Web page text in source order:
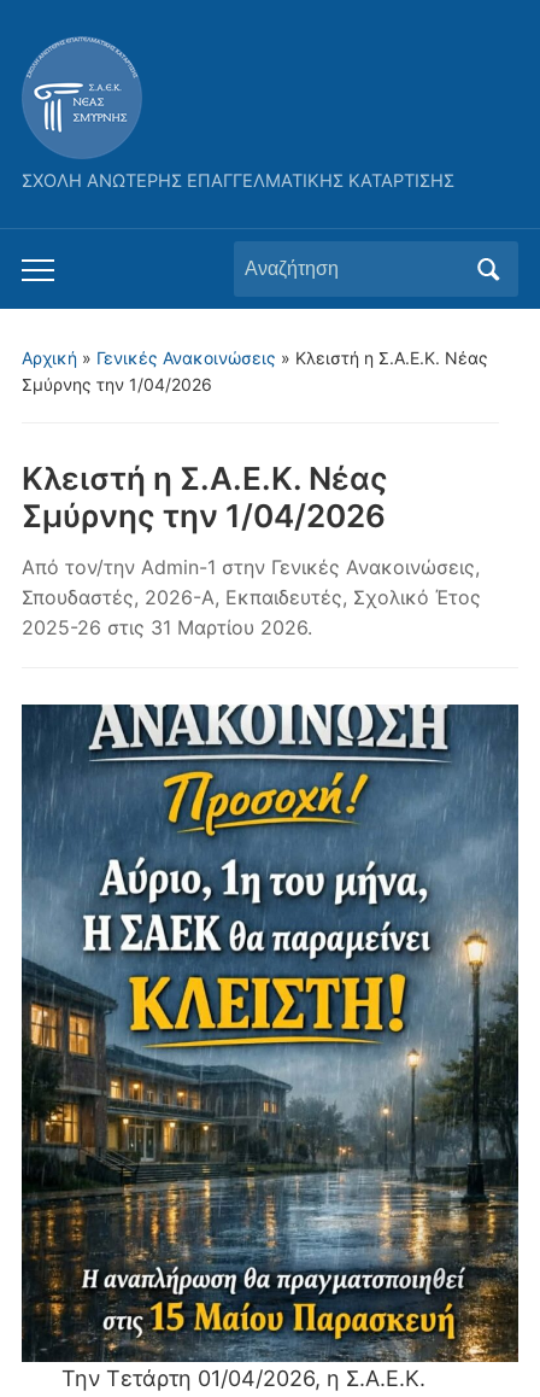
ΣΧΟΛΗ ΑΝΩΤΕΡΗΣ ΕΠΑΓΓΕΛΜΑΤΙΚΗΣ ΚΑΤΑΡΤΙΣΗΣ
Εναλλαγή
του
για
Αναζήτηση
για:
Αρχική» Γενικές Ανακοινώσεις » Κλειστή η Σ.Α.Ε.Κ. Νέας
Σμύρνης την 1/04/2026
Κλειστή η Σ.Α.Ε.Κ. Νέας
Σμύρνης την 1/04/2026
Από τον/την Admin-1 στην Γενικές Ανακοινώσεις,
Σπουδαστές, 2026-A, Εκπαιδευτές, Σχολικό Έτος
2025-26 στις 31 Μαρτίου 2026.
Την Τετάρτη 01/04/2026, η Σ.Α.Ε.Κ.